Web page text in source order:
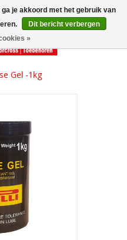
Gel -1kg
je akkoord met het gebruik van
Dit bericht verbergen
»